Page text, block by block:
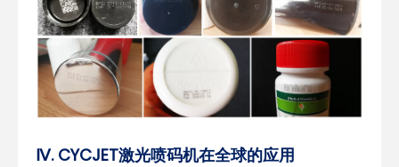
Ⅳ. CYCJET激光喷码机在全球的应用